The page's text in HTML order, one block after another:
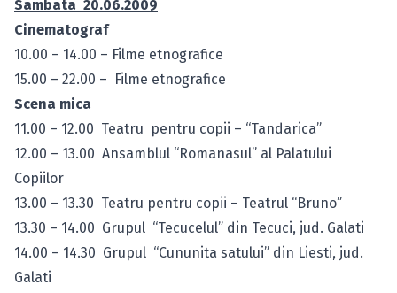
Sambata 20.06.2009
Cinematograf
10.00 – 14.00 – Filme etnografice
15.00 – 22.00 – Filme etnografice
Scena mica
11.00 – 12.00 Teatru pentru copii – “Tandarica”
12.00 – 13.00 Ansamblul “Romanasul” al Palatului
Copiilor
13.00 – 13.30 Teatru pentru copii – Teatrul “Bruno”
13.30 – 14.00 Grupul “Tecucelul” din Tecuci, jud. Galati
14.00 – 14.30 Grupul “Cununita satului” din Liesti, jud.
Galati